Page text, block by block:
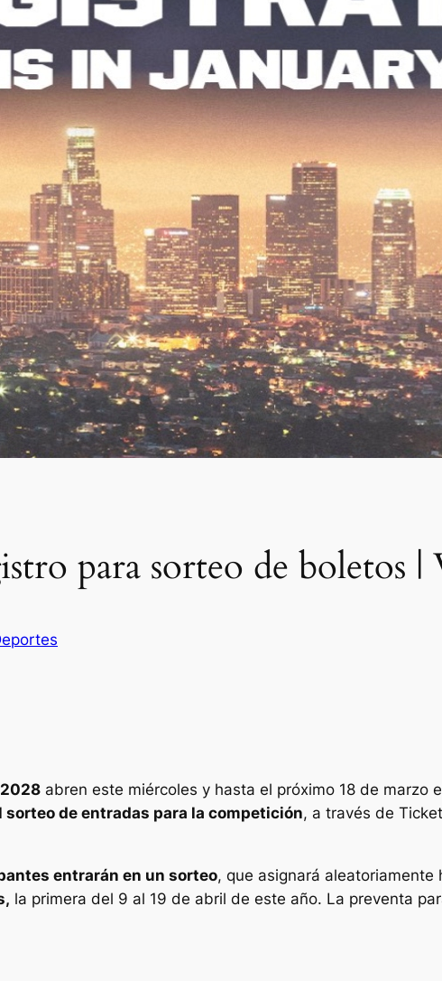
para sorteo de boletos |
abren este miércoles y hasta el próximo 18 de marzo
de entradas para la competición, a través de
entrarán en un sorteo, que asignará aleatoriamente
la primera del 9 al 19 de abril de este año. La preventa